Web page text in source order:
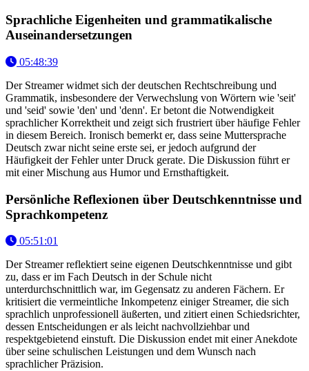
Sprachliche Eigenheiten und grammatikalische
Auseinandersetzungen
05:48:39
Der Streamer widmet sich der deutschen Rechtschreibung und
Grammatik, insbesondere der Verwechslung von Wörtern wie 'seit'
und 'seid' sowie 'den' und 'denn'. Er betont die Notwendigkeit
sprachlicher Korrektheit und zeigt sich frustriert über häufige Fehler
in diesem Bereich. Ironisch bemerkt er, dass seine Muttersprache
Deutsch zwar nicht seine erste sei, er jedoch aufgrund der
Häufigkeit der Fehler unter Druck gerate. Die Diskussion führt er
mit einer Mischung aus Humor und Ernsthaftigkeit.
Persönliche Reflexionen über Deutschkenntnisse und
Sprachkompetenz
05:51:01
Der Streamer reflektiert seine eigenen Deutschkenntnisse und gibt
zu, dass er im Fach Deutsch in der Schule nicht
unterdurchschnittlich war, im Gegensatz zu anderen Fächern. Er
kritisiert die vermeintliche Inkompetenz einiger Streamer, die sich
sprachlich unprofessionell äußerten, und zitiert einen Schiedsrichter,
dessen Entscheidungen er als leicht nachvollziehbar und
respektgebietend einstuft. Die Diskussion endet mit einer Anekdote
über seine schulischen Leistungen und dem Wunsch nach
sprachlicher Präzision.